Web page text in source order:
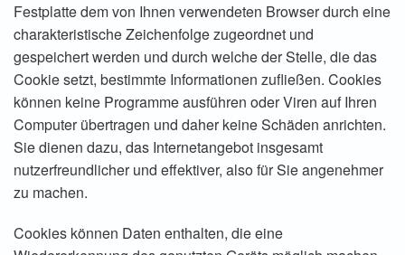
Festplatte dem von Ihnen verwendeten Browser durch eine
charakteristische Zeichenfolge zugeordnet und
gespeichert werden und durch welche der Stelle, die das
Cookie setzt, bestimmte Informationen zufließen. Cookies
können keine Programme ausführen oder Viren auf Ihren
Computer übertragen und daher keine Schäden anrichten.
Sie dienen dazu, das Internetangebot insgesamt
nutzerfreundlicher und effektiver, also für Sie angenehmer
zu machen.
Cookies können Daten enthalten, die eine